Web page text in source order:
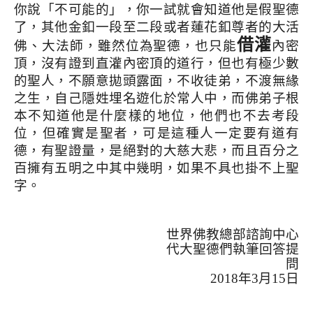
你說「不可能的」，你一試就會知道他是假聖德
了，其他金釦一段至二段或者蓮花釦尊者的大活
佛、大法師，雖然位為聖德，也只能借灌內密
頂，沒有證到直灌內密頂的道行，但也有極少數
的聖人，不願意拋頭露面，不收徒弟，不渡無緣
之生，自己隱姓埋名遊化於常人中，而佛弟子根
本不知道他是什麼樣的地位，他們也不去考段
位，但確實是聖者，可是這種人一定要有道有
德，有聖證量，是絕對的大慈大悲，而且百分之
百擁有五明之中其中幾明，如果不具也掛不上聖
字。
世界佛教總部諮詢中心
代大聖德們執筆回答提
問
2018年3月 15 日